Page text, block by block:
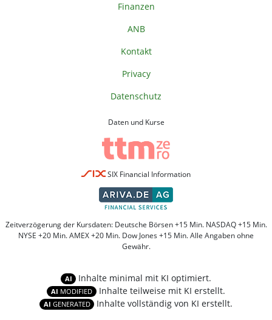
Finanzen
ANB
Kontakt
Privacy
Datenschutz
Daten und Kurse
SIX Financial Information
Zeitverzögerung der Kursdaten: Deutsche Börsen +15 Min. NASDAQ +15 Min.
NYSE +20 Min. AMEX +20 Min. Dow Jones +15 Min. Alle Angaben ohne
Gewähr.
AI Inhalte minimal mit KI optimiert.
AI MODIFIED Inhalte teilweise mit KI erstellt.
AI GENERATED Inhalte vollständig von KI erstellt.